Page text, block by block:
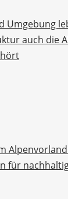
Umgebung
auch die
für